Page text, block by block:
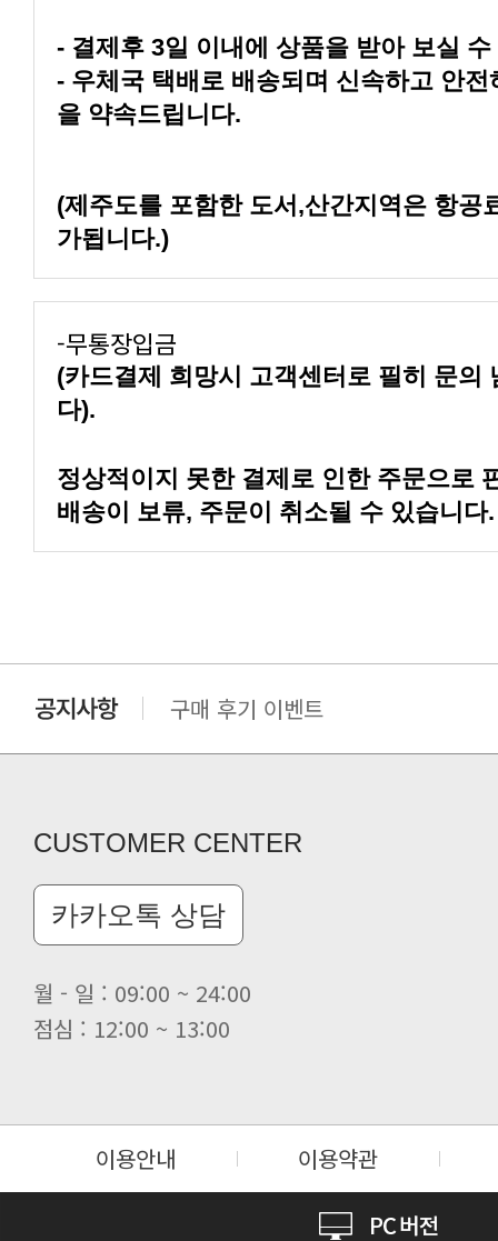
- 결제후 3일 이내에 상품을 받아 보실
을 약속드립니다.
가됩니다.)
-무통장입금
다).
배송이 보류, 주문이 취소될 수 있습니다.
클린 공장명 변경
CUSTOMER CENTER
카카오톡 상담
월 - 일 : 09:00 ~ 24:00
점심 : 12:00 ~ 13:00
이용안내 이용약관